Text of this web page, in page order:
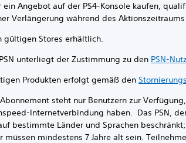
Angebot auf der PS4-Konsole kaufen,
Verlängerung während des
Stores erhältlich.
der Zustimmung zu den PSN-
Produkten erfolgt gemäß den
steht nur Benutzern zur Verfügung,
Internetverbindung haben. Das PSN,
bestimmte Länder und Sprachen
mindestens 7 Jahre alt sein.